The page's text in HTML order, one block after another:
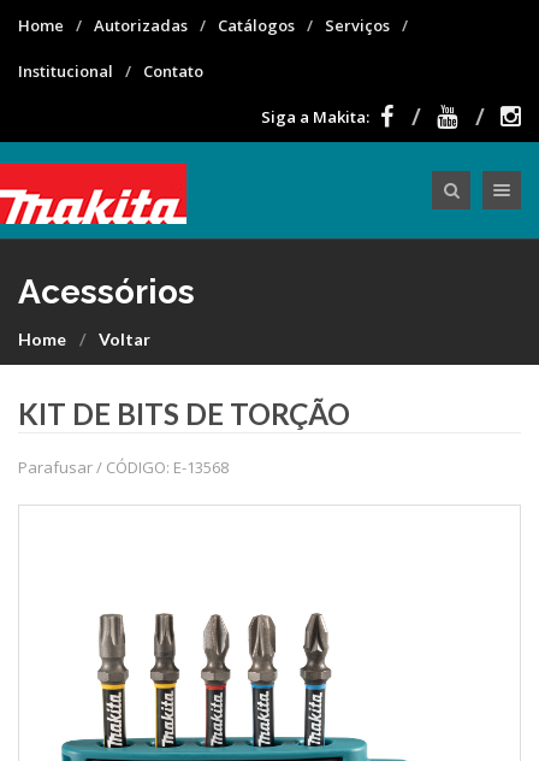
Home Autorizadas Catálogos Serviços
Institucional Contato
Siga a Makita:
Acessórios
Home Voltar
KIT DE BITS DE TORÇÃO
Parafusar / CÓDIGO: E-13568